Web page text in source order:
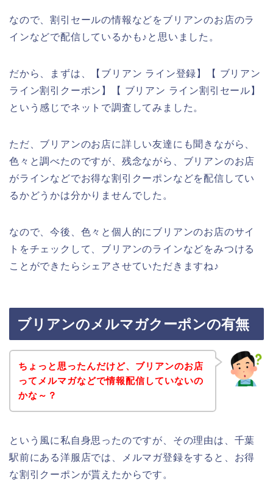
なので、割引セールの情報などをブリアンのお店のラ
インなどで配信しているかも♪と思いました。
だから、まずは、【ブリアン ライン登録】【 ブリアン
ライン割引クーポン】【 ブリアン ライン割引セール】
という感じでネットで調査してみました。
ただ、ブリアンのお店に詳しい友達にも聞きながら、
色々と調べたのですが、残念ながら、ブリアンのお店
がラインなどでお得な割引クーポンなどを配信してい
るかどうかは分かりませんでした。
なので、今後、色々と個人的にブリアンのお店のサイ
トをチェックして、ブリアンのラインなどをみつける
ことができたらシェアさせていただきますね♪
ブリアンのメルマガクーポンの有無
ちょっと思ったんだけど、ブリアンのお店
ってメルマガなどで情報配信していないの
かな～？
という風に私自身思ったのですが、その理由は、千葉
駅前にある洋服店では、メルマガ登録をすると、お得
な割引クーポンが貰えたからです。